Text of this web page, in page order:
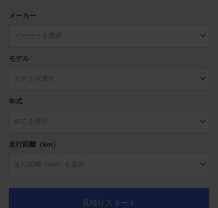
メーカー
モデル
年式
走行距離（km）
見積りスタート